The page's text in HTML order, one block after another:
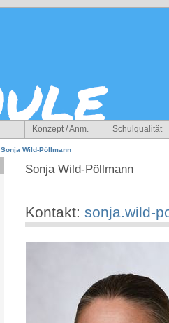
Konzept / Anm. Schulqualität
Sonja Wild-Pöllmann
Sonja Wild-Pöllmann
Kontakt: sonja.wild-